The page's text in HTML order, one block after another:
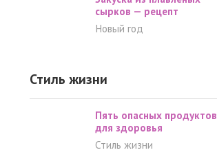
сырков — рецепт
Новый год
Стиль жизни
Пять опасных продуктов
для здоровья
Стиль жизни